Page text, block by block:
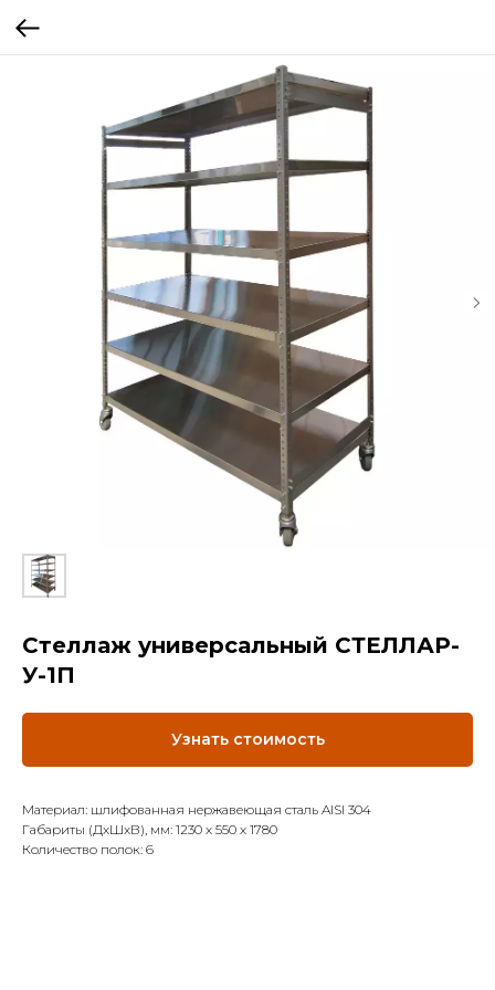
Стеллаж универсальный СТЕЛЛАР-
У-1П
Узнать стоимость
Материал: шлифованная нержавеющая сталь AISI 304
Габариты (ДхШхВ), мм: 1230 х 550 х 1780
Количество полок: 6